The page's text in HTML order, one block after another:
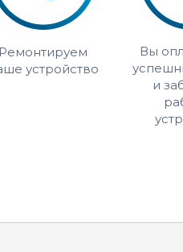
устройство
Вы
и